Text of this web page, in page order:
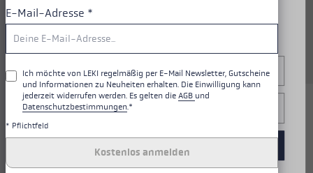
Stock robust und gleichzeitig
leicht.
HIGHLIGHTS
Griff - Schlaufe/Handschuh System
Weitere Informationen findest du in unserer
Datenschutzerklärung
Konfigurieren
Nur Essentiell
E-Mail-Adresse *
Ich möchte von LEKI regelmäßig per E-Mail Newsletter, Gutscheine
und Informationen zu Neuheiten erhalten. Die Einwilligung kann
jederzeit widerrufen werden. Es gelten die AGB und
Datenschutzbestimmungen.*
* Pflichtfeld
Kostenlos anmelden